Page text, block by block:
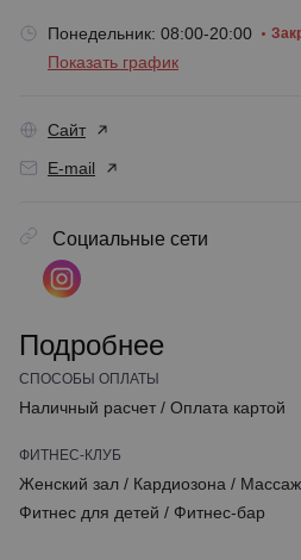
Понедельник: 08:00-20:00
Показать график
Сайт
E-mail
Социальные сети
Подробнее
СПОСОБЫ ОПЛАТЫ
Наличный расчет / Оплата картой
ФИТНЕС-КЛУБ
Женский зал / Кардиозона / Массаж
Фитнес для детей / Фитнес-бар